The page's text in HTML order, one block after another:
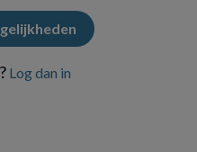
Log dan in